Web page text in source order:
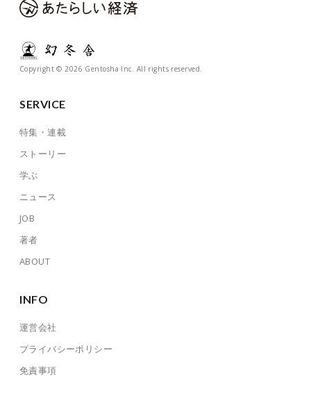
Copyright © 2026 Gentosha Inc. All rights reserved.
SERVICE
特集・連載
ストーリー
学ぶ
ニュース
JOB
著者
ABOUT
INFO
運営会社
プライバシーポリシー
免責事項